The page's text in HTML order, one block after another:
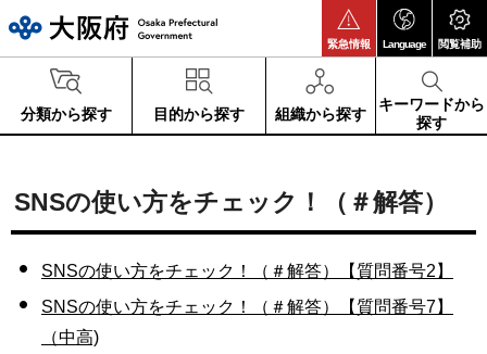
緊急情報 Language 閲覧補助
分類から探す 目的から探す 組織から探す
キーワードから
探す
SNSの使い方をチェック！（＃解答）
SNSの使い方をチェック！（＃解答）【質問番号2】
SNSの使い方をチェック！（＃解答）【質問番号7】
（中高)